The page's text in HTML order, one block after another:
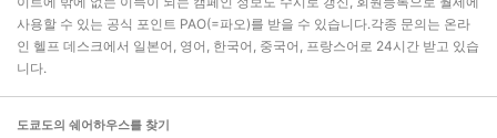
사용할 수 있는 공식 포인트 PAO(=파오)를 받을 수 있습니다.각종 문의는 온라
인 헬프 데스크에서 일본어, 영어, 한국어, 중국어, 프랑스어로 24시간 받고 있습
니다.
도쿄도의 쉐어하우스를 찾기